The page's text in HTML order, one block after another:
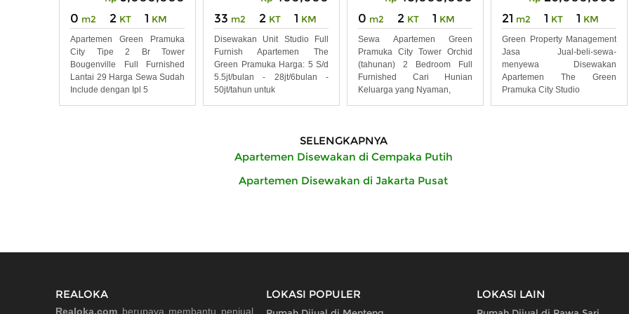
0 m2 2 KT 1 KM
Apartemen Green Pramuka
City Tipe 2 Br Tower
Bougenville Full Furnished
Lantai 29 Harga Sewa Sudah
Include dengan Ipl 5
33 m2 2 KT 1 KM
Disewakan Unit Studio Full
Furnish Apartemen The
Green Pramuka Harga: 5 S/d
5.5jt/bulan - 28jt/6bulan -
50jt/tahun untuk
0 m2 2 KT 1 KM
Sewa Apartemen Green
Pramuka City Tower Orchid
(tahunan) 2 Bedroom Full
Furnished Cari Hunian
Keluarga yang Nyaman,
21 m2 1 KT 1 KM
Green Property Management
Jasa Jual-beli-sewa-
menyewa Disewakan
Apartemen The Green
Pramuka City Studio
SELENGKAPNYA
Apartemen Disewakan di Cempaka Putih
Apartemen Disewakan di Jakarta Pusat
REALOKA
Realoka.com berupaya membantu penjual,
LOKASI POPULER LOKASI LAIN